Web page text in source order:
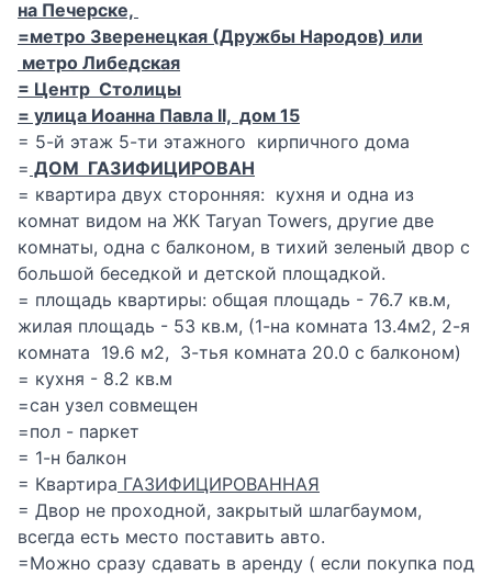
на Печерске,
=метро Зверенецкая (Дружбы Народов) или
метро Либедская
= Центр Столицы
= улица Иоанна Павла II, дом 15
= 5-й этаж 5-ти этажного кирпичного дома
= ДОМ ГАЗИФИЦИРОВАН
= квартира двух сторонняя: кухня и одна из
комнат видом на ЖК Taryan Towers, другие две
комнаты, одна с балконом, в тихий зеленый двор с
большой беседкой и детской площадкой.
= площадь квартиры: общая площадь - 76.7 кв.м,
жилая площадь - 53 кв.м, (1-на комната 13.4м2, 2-я
комната 19.6 м2, 3-тья комната 20.0 с балконом)
= кухня - 8.2 кв.м
=сан узел совмещен
=пол - паркет
= 1-н балкон
= Квартира ГАЗИФИЦИРОВАННАЯ
= Двор не проходной, закрытый шлагбаумом,
всегда есть место поставить авто.
=Можно сразу сдавать в аренду ( если покупка под